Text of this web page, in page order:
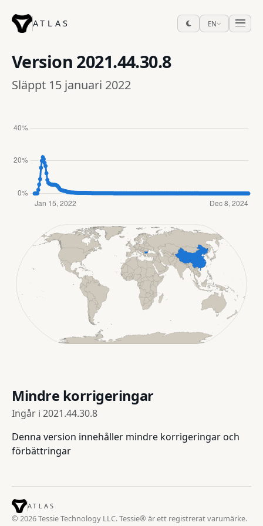
ATLAS EN
Version 2021.44.30.8
Släppt 15 januari 2022
Mindre korrigeringar
Ingår i 2021.44.30.8
Denna version innehåller mindre korrigeringar och
förbättringar
ATLAS
© 2026 Tessie Technology LLC. Tessie® är ett registrerat varumärke.